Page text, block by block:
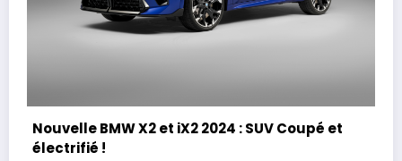
Nouvelle BMW X2 et iX2 2024 : SUV Coupé et
électrifié !